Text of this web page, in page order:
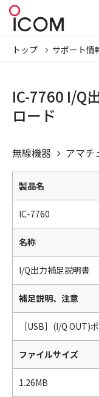
トップ サポート情
IC-7760 I/Q
ロード
無線機器 アマチ
製品名
IC-7760
名称
I/Q出力補足説明書
補足説明、注意
［USB］(I/Q OUT)
ファイルサイズ
1.26MB